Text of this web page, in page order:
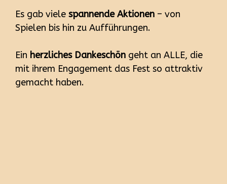
Es gab viele spannende Aktionen – von
Spielen bis hin zu Aufführungen.
Ein herzliches Dankeschön geht an ALLE, die
mit ihrem Engagement das Fest so attraktiv
gemacht haben.